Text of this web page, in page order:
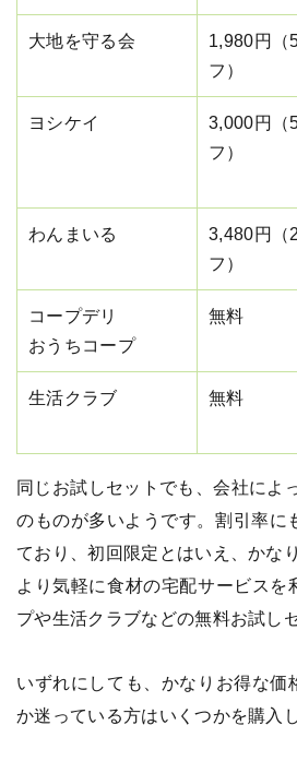
大地を守る会
1,980円（
フ）
ヨシケイ
3,000円（
フ）
わんまいる
3,480円（
フ）
コープデリ
おうちコープ
無料
生活クラブ 無料
同じお試しセットでも、会社によ
のものが多いようです。割引率に
ており、初回限定とはいえ、かな
より気軽に食材の宅配サービス
プや生活クラブなどの無料お試し
いずれにしても、かなりお得な
か迷っている方はいくつかを購入